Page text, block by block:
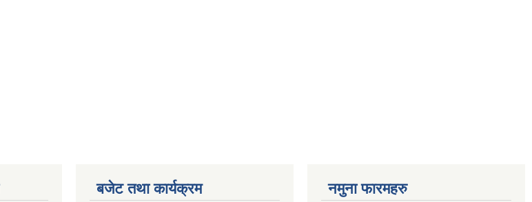
बजेट तथा कार्यक्रम नमुना फारमहरु